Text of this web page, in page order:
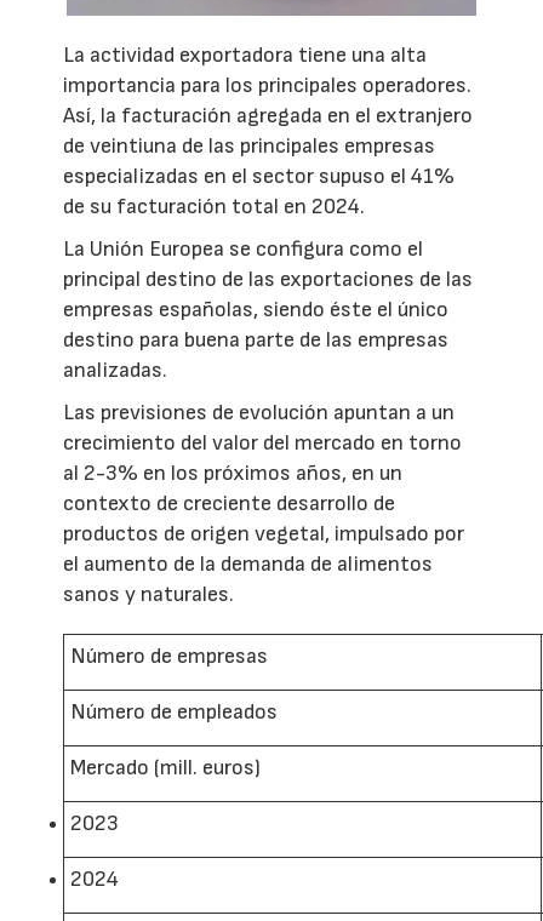
La actividad exportadora tiene una alta
importancia para los principales operadores.
Así, la facturación agregada en el extranjero
de veintiuna de las principales empresas
especializadas en el sector supuso el 41%
de su facturación total en 2024.
La Unión Europea se configura como el
principal destino de las exportaciones de las
empresas españolas, siendo éste el único
destino para buena parte de las empresas
analizadas.
Las previsiones de evolución apuntan a un
crecimiento del valor del mercado en torno
al 2-3% en los próximos años, en un
contexto de creciente desarrollo de
productos de origen vegetal, impulsado por
el aumento de la demanda de alimentos
sanos y naturales.
Número de empresas
Número de empleados
Mercado (mill. euros)
2023
2024